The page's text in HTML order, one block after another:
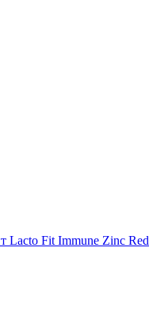
Lacto Fit Immune Zinc Red